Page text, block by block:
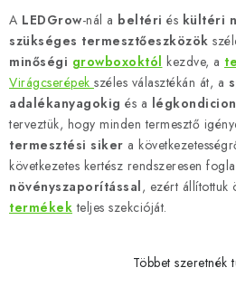
i
s
t
a
i
r
á
n
y
A LEDGrow-nál a beltéri és kültéri
szükséges termesztőeszközök
minőségi growboxoktól kezdve, a
Virágcserépek széles választékán át, a
adalékanyagokig és a
terveztük, hogy minden termesztő
termesztési siker a
következetes kertész rendszeresen
növényszaporítással, ezért állítottuk
termékek teljes szekcióját.
Többet szeretnék